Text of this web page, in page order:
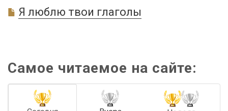
Я люблю твои глаголы
Самое читаемое на сайте: